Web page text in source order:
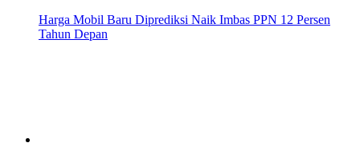
Harga Mobil Baru Diprediksi Naik Imbas PPN 12 Persen
Tahun Depan